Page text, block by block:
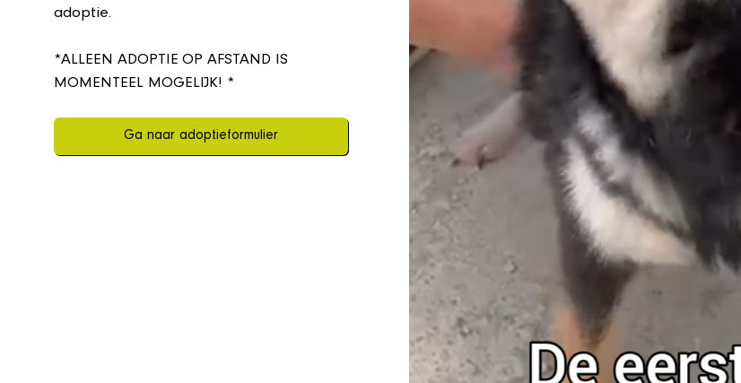
adoptie.
*ALLEEN ADOPTIE OP AFSTAND IS
MOMENTEEL MOGELIJK! *
Ga naar adoptieformulier